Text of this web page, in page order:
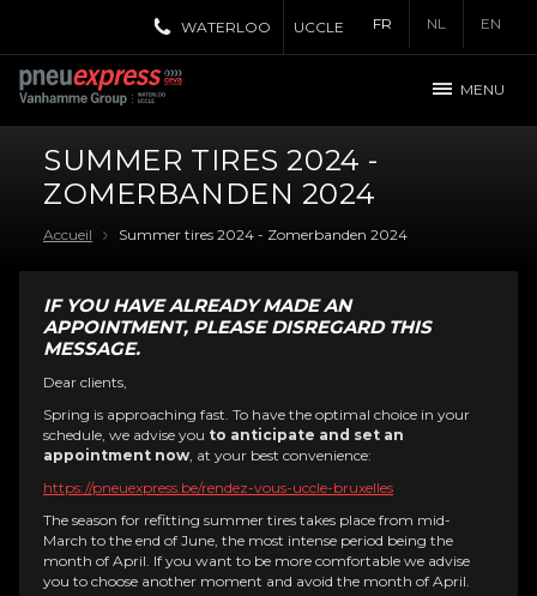
FR NL EN
WATERLOO UCCLE
MENU
SUMMER TIRES 2024 -
ZOMERBANDEN 2024
Accueil Summer tires 2024 - Zomerbanden 2024
IF YOU HAVE ALREADY MADE AN
APPOINTMENT, PLEASE DISREGARD THIS
MESSAGE.
Dear clients,
Spring is approaching fast. To have the optimal choice in your
schedule, we advise you to anticipate and set an
appointment now, at your best convenience:
https://pneuexpress.be/rendez-vous-uccle-bruxelles
The season for refitting summer tires takes place from mid-
March to the end of June, the most intense period being the
month of April. If you want to be more comfortable we advise
you to choose another moment and avoid the month of April.